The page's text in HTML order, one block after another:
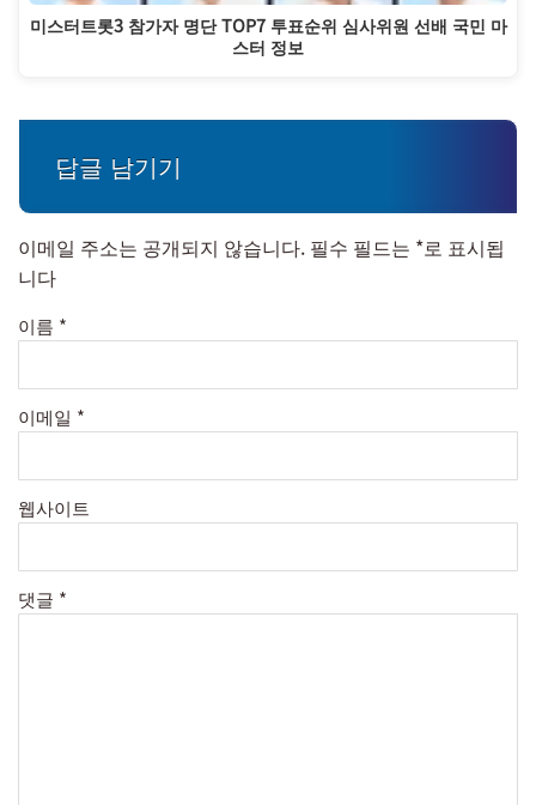
미스터트롯3 참가자 명단 TOP7 투표순위 심사위원 선배 국민 마
스터 정보
답글 남기기
이메일 주소는 공개되지 않습니다. 필수 필드는 *로 표시됩
니다
이름 *
이메일 *
웹사이트
댓글 *